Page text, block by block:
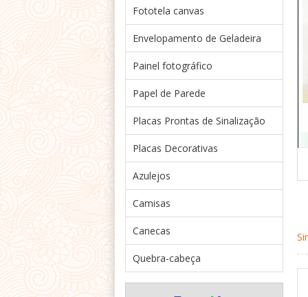
Fototela canvas
Envelopamento de Geladeira
Painel fotográfico
Papel de Parede
Placas Prontas de Sinalização
Placas Decorativas
Azulejos
Camisas
Canecas
Quebra-cabeça